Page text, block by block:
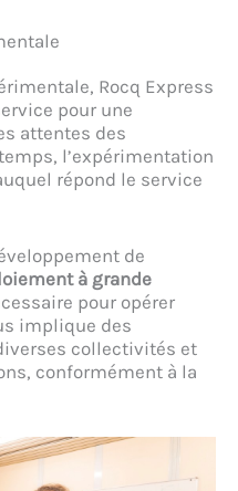
Rocq Express
pour une
attentes des
l’expérimentation
répond le service
de
à grande
pour opérer
implique des
collectivités et
conformément à la